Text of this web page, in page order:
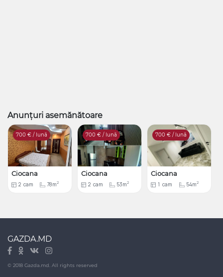
Anunțuri asemănătoare
700 € / lună
Ciocana
2 cam 78m2
700 € / lună
Ciocana
2 cam 53m2
700 € / lună
Ciocana
1 cam 54m2
GAZDA.MD
© 2018 Gazda.md. All rights reserved